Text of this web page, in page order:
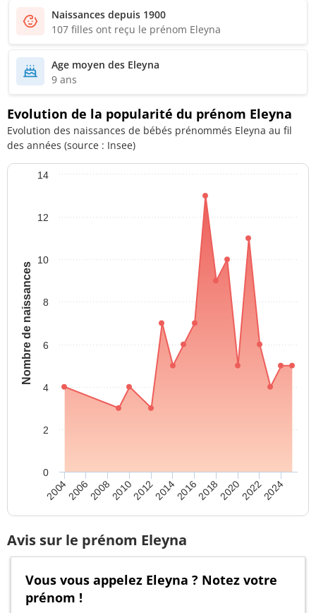
Naissances depuis 1900
107 filles ont reçu le prénom Eleyna
Age moyen des Eleyna
9 ans
Evolution de la popularité du prénom Eleyna
Evolution des naissances de bébés prénommés Eleyna au fil
des années (source : Insee)
Nombre de naissances
20042006200820102012201420162018202020222024
0
2
4
6
8
10
12
14
Avis sur le prénom Eleyna
Vous vous appelez Eleyna ? Notez votre
prénom !